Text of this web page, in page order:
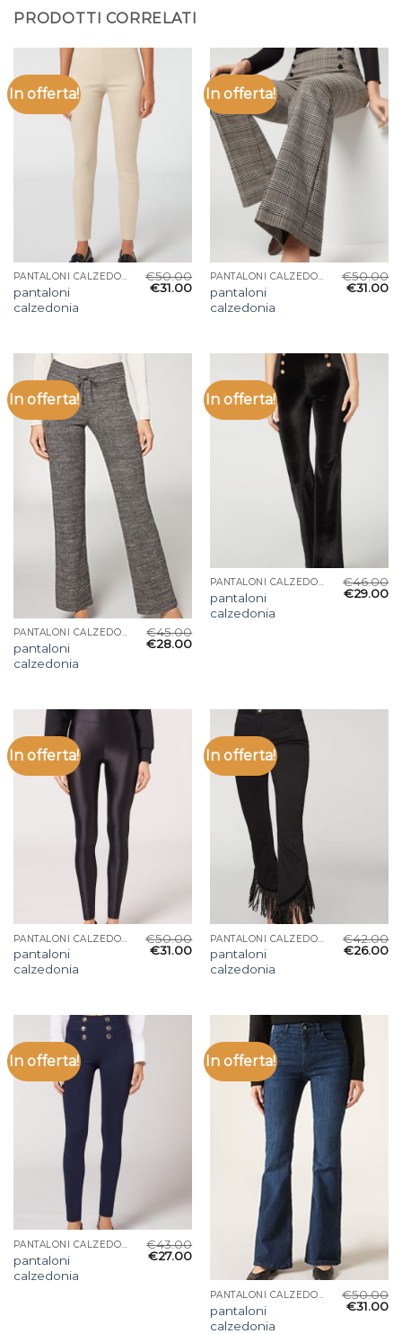
PRODOTTI CORRELATI
In offerta!
PANTALONI CALZEDONIA
pantaloni
calzedonia
€50.00
€31.00
In offerta!
PANTALONI CALZEDONIA
pantaloni
calzedonia
€50.00
€31.00
In offerta!
PANTALONI CALZEDONIA
pantaloni
calzedonia
€45.00
€28.00
In offerta!
PANTALONI CALZEDONIA
pantaloni
calzedonia
€46.00
€29.00
In offerta!
PANTALONI CALZEDONIA
pantaloni
calzedonia
€50.00
€31.00
In offerta!
PANTALONI CALZEDONIA
pantaloni
calzedonia
€42.00
€26.00
In offerta!
PANTALONI CALZEDONIA
pantaloni
calzedonia
€43.00
€27.00
In offerta!
PANTALONI CALZEDONIA
pantaloni
calzedonia
€50.00
€31.00